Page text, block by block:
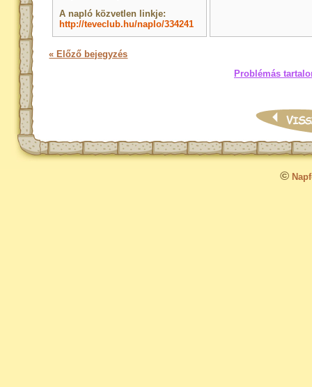
A napló közvetlen linkje:
http://teveclub.hu/naplo/334241
« Előző bejegyzés
Problémás
©